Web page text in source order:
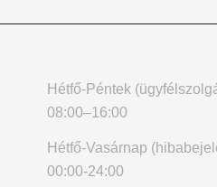
Hétfő-Péntek
08:00–16:00
Hétfő-Vasárnap
00:00-24:00